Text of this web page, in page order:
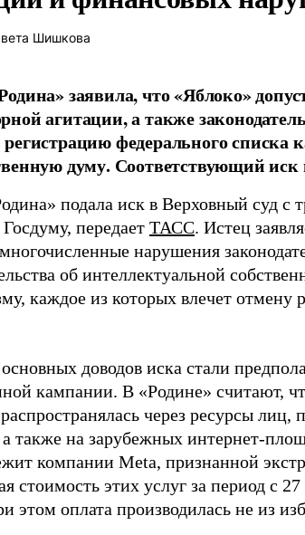
Шишкова
заявила, что «Яблоко»
агитации, а также
федерального списка
думу. Соответствующий иск
подала иск в Верховный суд с
передает ТАСС. Истец
нарушения
об интеллектуальной
каждое из которых влечет отмену
доводов иска стали
кампании. В «Родине» считают,
через ресурсы
также на зарубежных интернет-
компании Meta, признанной
стоимость этих услуг за период с
этом оплата производилась не из